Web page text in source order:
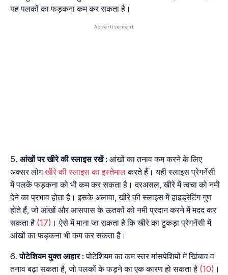
यह पलकों का फड़कना कम कर सकता है।
आंखों पर खीरे की स्लाइस रखें: आंखों का तनाव कम करने के लिए
अक्सर लोगखीरे की स्लाइस का इस्तेमालकरते हैं। यही स्लाइस प्रेगनेंसी
में पलकें फड़कना को भी कम कर सकता है। दरअसल, खीरे में त्वचा को नमी
देने का प्रभाव होता है। इसके अलावा, खीरे की स्लाइस में हाइड्रेटिंग गुण
होते हैं, जो आंखों और आसपास के ऊतकों को नमी प्रदान करने में मदद कर
सकता है (17) । ऐसे में माना जा सकता है कि खीरे का टुकड़ा प्रेगनेंसी में
आंखों का फड़कना भी कम कर सकता है।
पोटेशियम युक्त आहार:पोटेशियम का कम स्तर मांसपेशियों में खिंचाव व
तनाव बढ़ा सकता है, जो पलकों के फड़ने का एक कारण हो सकता है (10) ।